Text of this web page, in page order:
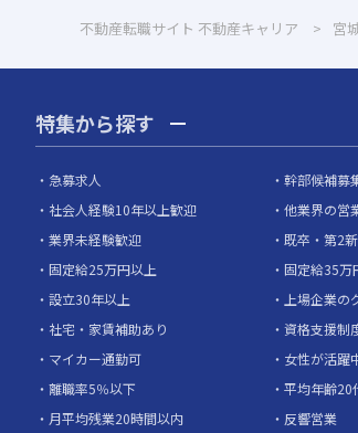
不動産転職サイト 不動産キャリア 宮
特集から探す
急募求人 幹部候補募
社会人経験10年以上歓迎
他業界の営
業界未経験歓迎
既卒・第2
固定給25万円以上
固定給35万
設立30年以上
上場企業の
社宅・家賃補助あり
資格支援制
マイカー通勤可
女性が活躍
離職率5％以下
平均年齢20
月平均残業20時間以内
反響営業